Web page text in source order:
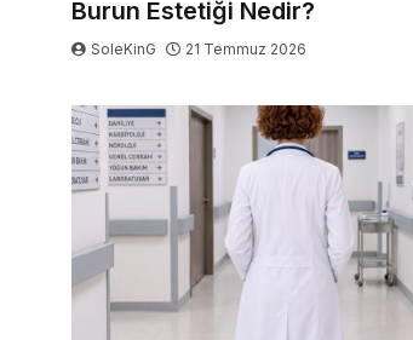
Burun Estetiği Nedir?
SoleKinG 21 Temmuz 2026